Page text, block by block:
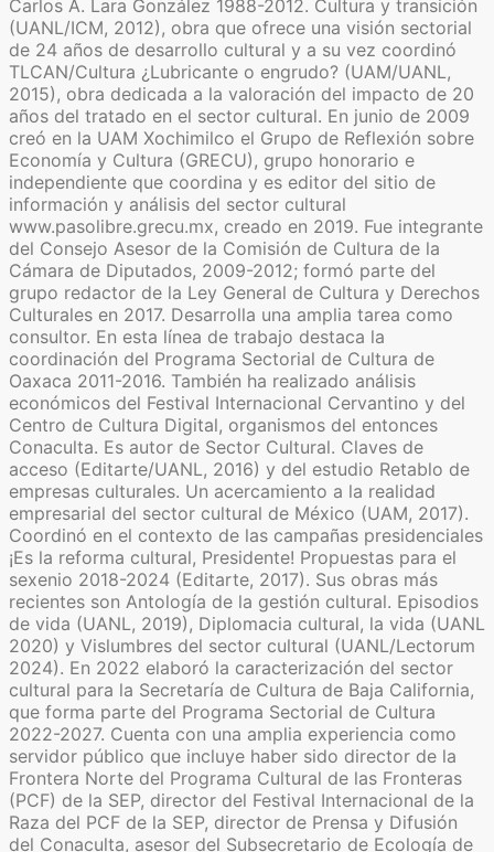
Carlos A. Lara González 1988-2012. Cultura y transición
(UANL/ICM, 2012), obra que ofrece una visión sectorial
de 24 años de desarrollo cultural y a su vez coordinó
TLCAN/Cultura ¿Lubricante o engrudo? (UAM/UANL,
2015), obra dedicada a la valoración del impacto de 20
años del tratado en el sector cultural. En junio de 2009
creó en la UAM Xochimilco el Grupo de Reflexión sobre
Economía y Cultura (GRECU), grupo honorario e
independiente que coordina y es editor del sitio de
información y análisis del sector cultural
www.pasolibre.grecu.mx, creado en 2019. Fue integrante
del Consejo Asesor de la Comisión de Cultura de la
Cámara de Diputados, 2009-2012; formó parte del
grupo redactor de la Ley General de Cultura y Derechos
Culturales en 2017. Desarrolla una amplia tarea como
consultor. En esta línea de trabajo destaca la
coordinación del Programa Sectorial de Cultura de
Oaxaca 2011-2016. También ha realizado análisis
económicos del Festival Internacional Cervantino y del
Centro de Cultura Digital, organismos del entonces
Conaculta. Es autor de Sector Cultural. Claves de
acceso (Editarte/UANL, 2016) y del estudio Retablo de
empresas culturales. Un acercamiento a la realidad
empresarial del sector cultural de México (UAM, 2017).
Coordinó en el contexto de las campañas presidenciales
¡Es la reforma cultural, Presidente! Propuestas para el
sexenio 2018-2024 (Editarte, 2017). Sus obras más
recientes son Antología de la gestión cultural. Episodios
de vida (UANL, 2019), Diplomacia cultural, la vida (UANL
2020) y Vislumbres del sector cultural (UANL/Lectorum
2024). En 2022 elaboró la caracterización del sector
cultural para la Secretaría de Cultura de Baja California,
que forma parte del Programa Sectorial de Cultura
2022-2027. Cuenta con una amplia experiencia como
servidor público que incluye haber sido director de la
Frontera Norte del Programa Cultural de las Fronteras
(PCF) de la SEP, director del Festival Internacional de la
Raza del PCF de la SEP, director de Prensa y Difusión
del Conaculta, asesor del Subsecretario de Ecología de